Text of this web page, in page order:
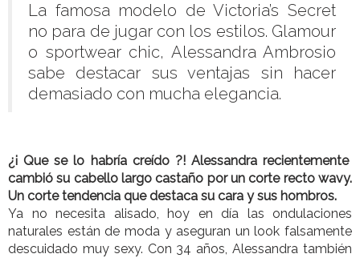
La famosa modelo de Victoria’s Secret
no para de jugar con los estilos. Glamour
o sportwear chic, Alessandra Ambrosio
sabe destacar sus ventajas sin hacer
demasiado con mucha elegancia.
¿¡ Que se lo habría creído ?! Alessandra recientemente
cambió su cabello largo castaño por un corte recto wavy.
Un corte tendencia que destaca su cara y sus hombros.
Ya no necesita alisado, hoy en día las ondulaciones
naturales están de moda y aseguran un look falsamente
descuidado muy sexy. Con 34 años, Alessandra también